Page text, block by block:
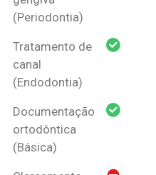
(Periodontia)
Tratamento de
canal
(Endodontia)
Documentação
ortodôntica
(Básica)